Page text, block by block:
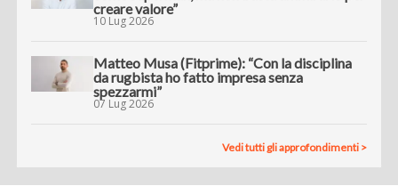
creare valore”
10 Lug 2026
Matteo Musa (Fitprime): “Con la disciplina
da rugbista ho fatto impresa senza
spezzarmi”
07 Lug 2026
Vedi tutti gli approfondimenti >